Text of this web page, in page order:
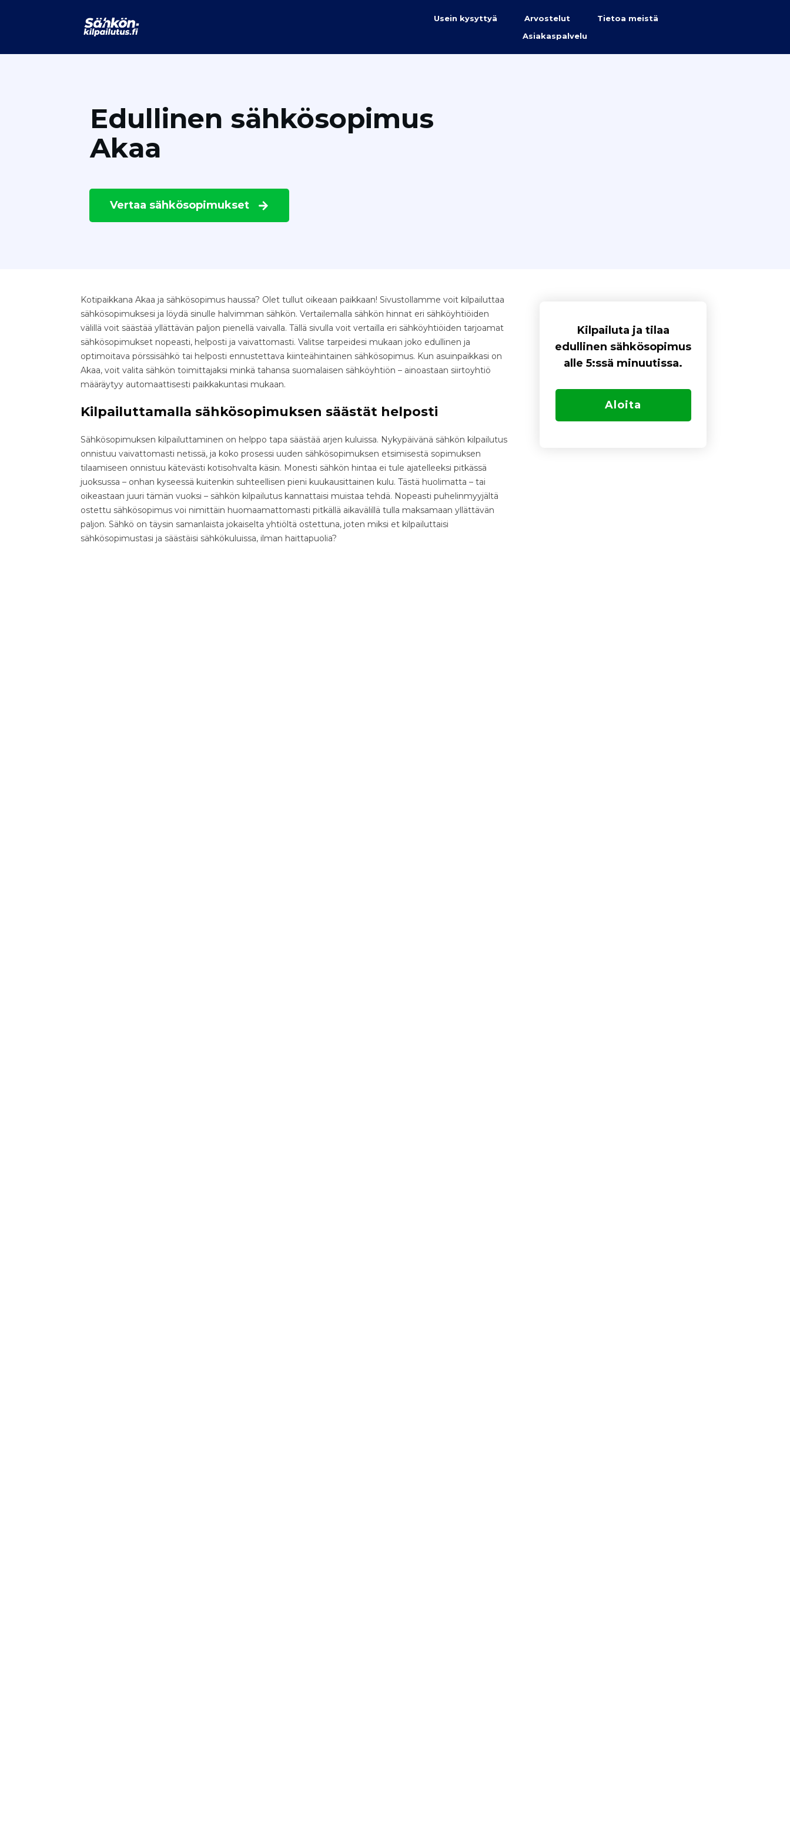
Usein kysyttyä Arvostelut
Tietoa meistä
Asiakaspalvelu
Edullinen sähkösopimus
Akaa
Vertaa sähkösopimukset
Kotipaikkana Akaa ja sähkösopimus haussa? Olet tullut oikeaan paikkaan! Sivustollamme voit kilpailuttaa
sähkösopimuksesi ja löydä sinulle halvimman sähkön. Vertailemalla sähkön hinnat eri sähköyhtiöiden
välillä voit säästää yllättävän paljon pienellä vaivalla. Tällä sivulla voit vertailla eri sähköyhtiöiden tarjoamat
sähkösopimukset nopeasti, helposti ja vaivattomasti. Valitse tarpeidesi mukaan joko edullinen ja
optimoitava pörssisähkö tai helposti ennustettava kiinteähintainen sähkösopimus. Kun asuinpaikkasi on
Akaa, voit valita sähkön toimittajaksi minkä tahansa suomalaisen sähköyhtiön – ainoastaan siirtoyhtiö
määräytyy automaattisesti paikkakuntasi mukaan.
Kilpailuttamalla sähkösopimuksen säästät helposti
Sähkösopimuksen kilpailuttaminen on helppo tapa säästää arjen kuluissa. Nykypäivänä sähkön kilpailutus
onnistuu vaivattomasti netissä, ja koko prosessi uuden sähkösopimuksen etsimisestä sopimuksen
tilaamiseen onnistuu kätevästi kotisohvalta käsin. Monesti sähkön hintaa ei tule ajatelleeksi pitkässä
juoksussa – onhan kyseessä kuitenkin suhteellisen pieni kuukausittainen kulu. Tästä huolimatta – tai
oikeastaan juuri tämän vuoksi – sähkön kilpailutus kannattaisi muistaa tehdä. Nopeasti puhelinmyyjältä
ostettu sähkösopimus voi nimittäin huomaamattomasti pitkällä aikavälillä tulla maksamaan yllättävän
paljon. Sähkö on täysin samanlaista jokaiselta yhtiöltä ostettuna, joten miksi et kilpailuttaisi
sähkösopimustasi ja säästäisi sähkökuluissa, ilman haittapuolia?
Kilpailuta ja tilaa
edullinen sähkösopimus
alle 5:ssä minuutissa.
Aloita